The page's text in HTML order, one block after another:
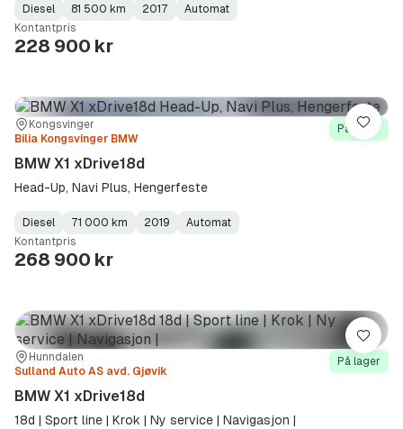
Fuel
Type:
Diesel
Kilometerstand:
81 500 km
Model
Year:
2017
Gearbox
Type:
Automat
Kontantpris
228 900 kr
Sted:Kongsvinger
Forhandler:
Bilia Kongsvinger BMW
På lager
BMW X1 xDrive18d
Head-Up, Navi Plus, Hengerfeste
Fuel
Type:
Diesel
Kilometerstand:
71 000 km
Model
Year:
2019
Gearbox
Type:
Automat
Kontantpris
268 900 kr
Lagre
Sted:Hunndalen
Forhandler:
Sulland Auto AS avd. Gjøvik
På lager
BMW X1 xDrive18d
18d | Sport line | Krok | Ny service | Navigasjon |
Lagre